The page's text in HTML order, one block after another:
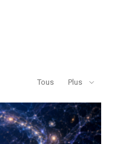
Tous Plus